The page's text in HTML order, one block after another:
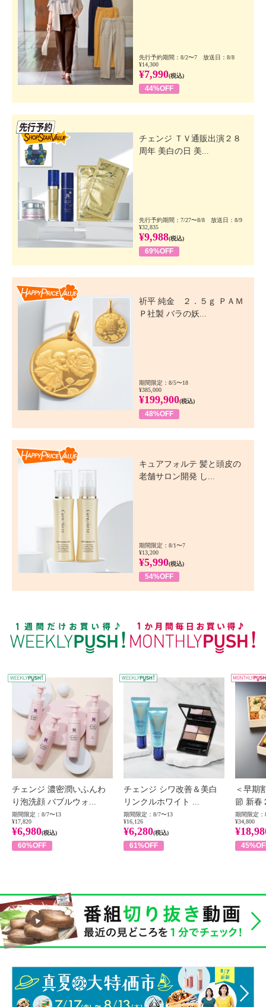
先行予約期間：8/2〜7 放送日：8/8
¥14,300
¥7,990(税込)
44%OFF
チェンジ ＴＶ通販出演２８
周年 美白の日 美...
先行予約期間：7/27〜8/8 放送日：8/9
¥32,835
¥9,988(税込)
69%OFF
祈平 純金 ２．５ｇ ＰＡＭ
Ｐ社製 バラの妖...
期間限定：8/5〜18
¥385,000
¥199,900(税込)
48%OFF
キュアフォルテ 髪と頭皮の
老舗サロン開発 し...
期間限定：8/1〜7
¥13,200
¥5,990(税込)
54%OFF
WEEKLY PUSH
チェンジ 濃密潤いふんわ
り泡洗顔 バブルウォ...
期間限定：8/7〜13
¥17,820
¥6,980(税込)
60%OFF
チェンジ シワ改善＆美白
リンクルホワイト ...
期間限定：8/7〜13
¥16,126
¥6,280(税込)
61%OFF
＜早期
節 新春
期間限定：
¥34,800